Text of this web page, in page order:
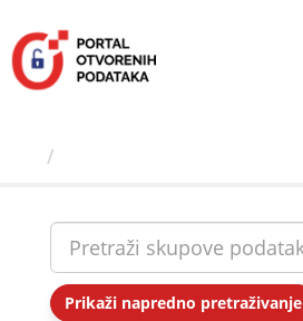
sadržaj
Prikaži napredno pretraživanje